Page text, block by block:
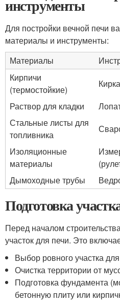
инструменты
Для постройки вечной печи
материалы и инструменты:
Материалы
Кирпичи
(термостойкие)
Кирка
Раствор для кладки
Стальные листы для
топливника
Изоляционные
материалы
Дымоходные трубы
Подготовка
Перед началом
участок для печи. Это
Выбор ровного участка
Очистка территории от
Подготовка фундамента
бетонную плиту или